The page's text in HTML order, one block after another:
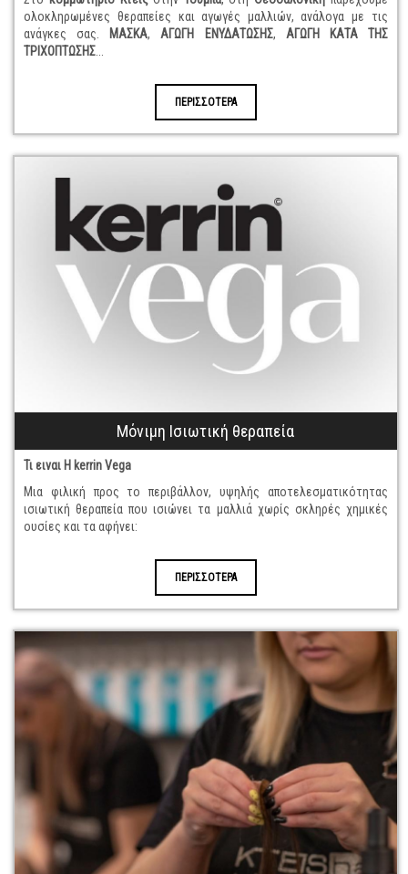
ολοκληρωμένες θεραπείες και αγωγές μαλλιών, ανάλογα με τις
ανάγκες σας.
ΜΑΣΚΑ,ΑΓΩΓΗ ΕΝΥΔΑΤΩΣΗΣ, ΑΓΩΓΗ ΚΑΤΑ ΤΗΣ
ΤΡΙΧΟΠΤΩΣΗΣ...
ΠΕΡΙΣΣΟΤΕΡΑ
Μόνιμη Ισιωτική θεραπεία
Τι ειναι Η kerrin Vega
Μια φιλική προς το περιβάλλον, υψηλής αποτελεσματικότητας
ισιωτική θεραπεία που ισιώνει τα μαλλιά χωρίς σκληρές χημικές
ουσίες και τα αφήνει:
ΠΕΡΙΣΣΟΤΕΡΑ